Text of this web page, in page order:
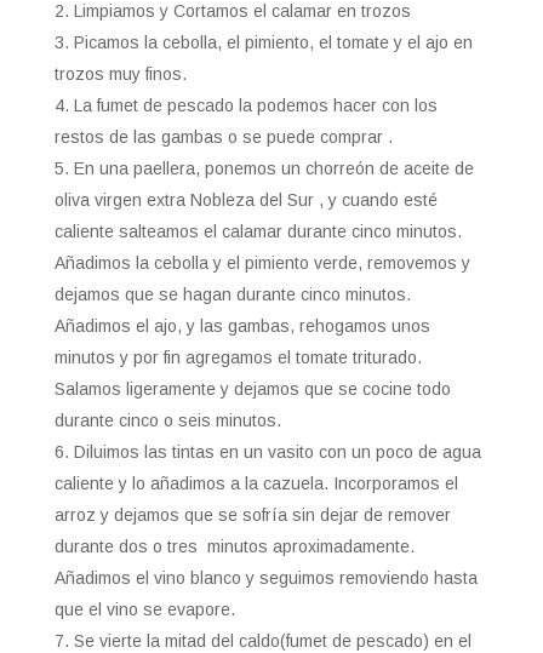
Limpiamos y Cortamos el calamar en trozos
Picamos la cebolla, el pimiento, el tomate y el ajo en
trozos muy finos.
La fumet de pescado la podemos hacer con los
restos de las gambas o se puede comprar .
En una paellera, ponemos un chorreón de aceite de
oliva virgen extra Nobleza del Sur , y cuando esté
caliente salteamos el calamar durante cinco minutos.
Añadimos la cebolla y el pimiento verde, removemos y
dejamos que se hagan durante cinco minutos.
Añadimos el ajo, y las gambas, rehogamos unos
minutos y por fin agregamos el tomate triturado.
Salamos ligeramente y dejamos que se cocine todo
durante cinco o seis minutos.
Diluimos las tintas en un vasito con un poco de agua
caliente y lo añadimos a la cazuela. Incorporamos el
arroz y dejamos que se sofría sin dejar de remover
durante dos o tres minutos aproximadamente.
Añadimos el vino blanco y seguimos removiendo hasta
que el vino se evapore.
Se vierte la mitad del caldo(fumet de pescado) en el